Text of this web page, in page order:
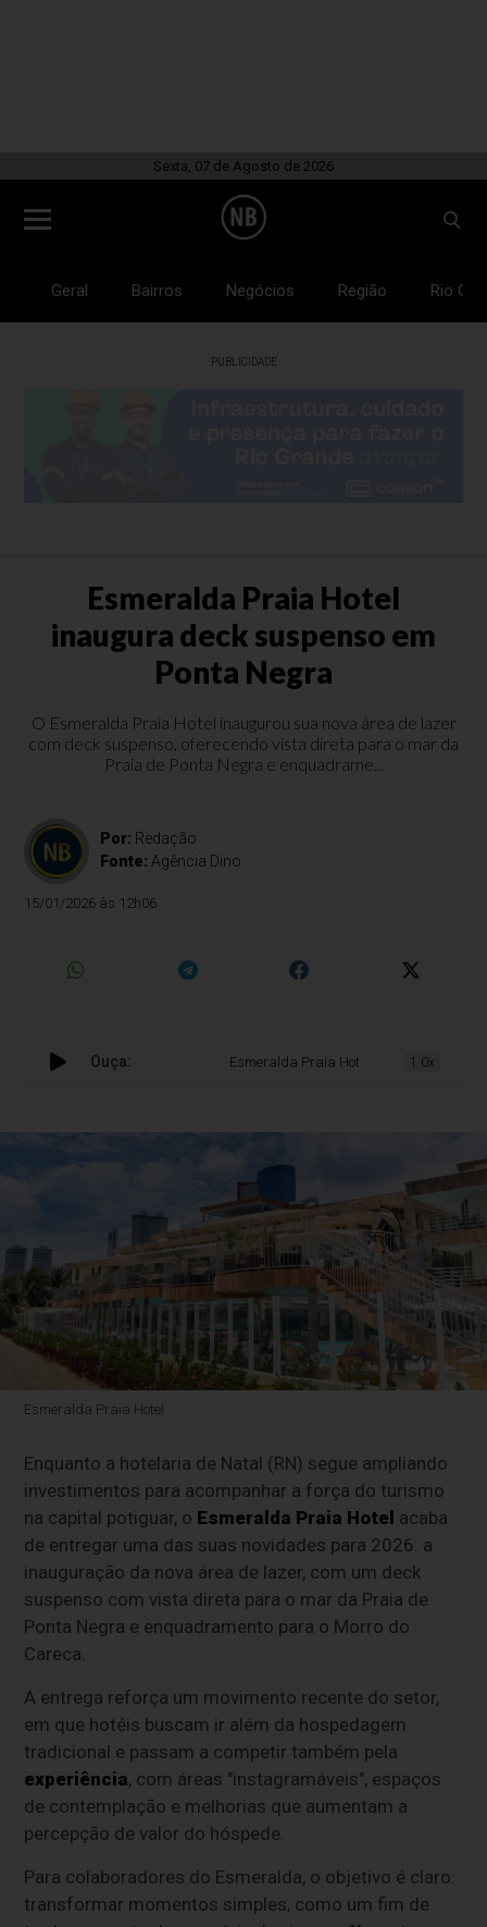
Sexta, 07 de Agosto de 2026
Geral Bairros Negócios Região Rio
PUBLICIDADE
Esmeralda Praia Hotel
inaugura deck suspenso em
Ponta Negra
O Esmeralda Praia Hotel inaugurou sua nova área de lazer
com deck suspenso, oferecendo vista direta para o mar da
Praia de Ponta Negra e enquadrame...
Por: Redação
Fonte: Agência Dino
15/01/2026 às 12h06
Ouça: Esmeralda Praia Hotel inaugura deck
1.0x
Esmeralda Praia Hotel
Enquanto a hotelaria de Natal (RN) segue ampliando
investimentos para acompanhar a força do turismo
na capital potiguar, o Esmeralda Praia Hotel acaba
de entregar uma das suas novidades para 2026: a
inauguração da nova área de lazer, com um deck
suspenso com vista direta para o mar da Praia de
Ponta Negra e enquadramento para o Morro do
Careca.
A entrega reforça um movimento recente do setor,
em que hotéis buscam ir além da hospedagem
tradicional e passam a competir também pela
experiência, com áreas "instagramáveis", espaços
de contemplação e melhorias que aumentam a
percepção de valor do hóspede.
Para colaboradores do Esmeralda, o objetivo é claro:
transformar momentos simples, como um fim de